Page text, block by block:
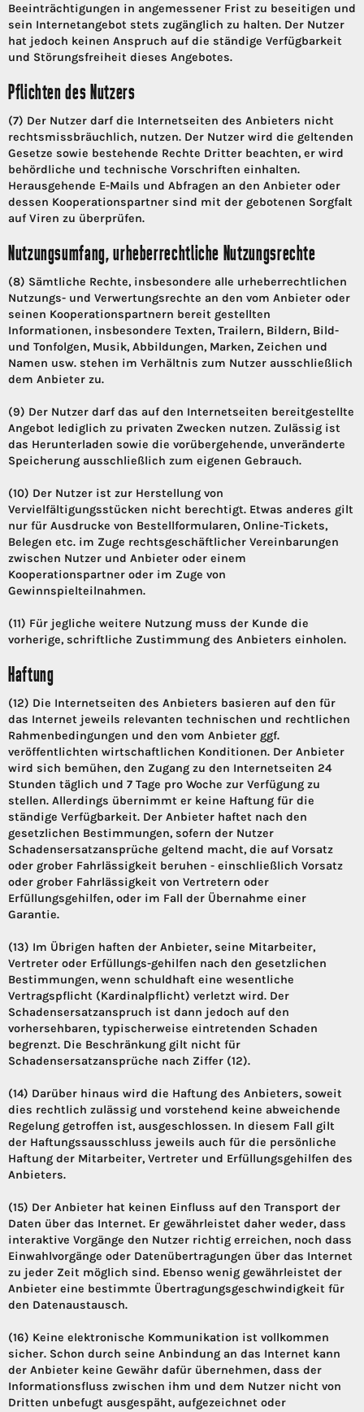
Beeinträchtigungen in angemessener Frist zu beseitigen und
sein Internetangebot stets zugänglich zu halten. Der Nutzer
hat jedoch keinen Anspruch auf die ständige Verfügbarkeit
und Störungsfreiheit dieses Angebotes.
Pflichten des Nutzers
(7) Der Nutzer darf die Internetseiten des Anbieters nicht
rechtsmissbräuchlich, nutzen. Der Nutzer wird die geltenden
Gesetze sowie bestehende Rechte Dritter beachten, er wird
behördliche und technische Vorschriften einhalten.
Herausgehende E-Mails und Abfragen an den Anbieter oder
dessen Kooperationspartner sind mit der gebotenen Sorgfalt
auf Viren zu überprüfen.
Nutzungsumfang, urheberrechtliche Nutzungsrechte
(8) Sämtliche Rechte, insbesondere alle urheberrechtlichen
Nutzungs- und Verwertungsrechte an den vom Anbieter oder
seinen Kooperationspartnern bereit gestellten
Informationen, insbesondere Texten, Trailern, Bildern, Bild-
und Tonfolgen, Musik, Abbildungen, Marken, Zeichen und
Namen usw. stehen im Verhältnis zum Nutzer ausschließlich
dem Anbieter zu.
(9) Der Nutzer darf das auf den Internetseiten bereitgestellte
Angebot lediglich zu privaten Zwecken nutzen. Zulässig ist
das Herunterladen sowie die vorübergehende, unveränderte
Speicherung ausschließlich zum eigenen Gebrauch.
(10) Der Nutzer ist zur Herstellung von
Vervielfältigungsstücken nicht berechtigt. Etwas anderes gilt
nur für Ausdrucke von Bestellformularen, Online-Tickets,
Belegen etc. im Zuge rechtsgeschäftlicher Vereinbarungen
zwischen Nutzer und Anbieter oder einem
Kooperationspartner oder im Zuge von
Gewinnspielteilnahmen.
(11) Für jegliche weitere Nutzung muss der Kunde die
vorherige, schriftliche Zustimmung des Anbieters einholen.
Haftung
(12) Die Internetseiten des Anbieters basieren auf den für
das Internet jeweils relevanten technischen und rechtlichen
Rahmenbedingungen und den vom Anbieter ggf.
veröffentlichten wirtschaftlichen Konditionen. Der Anbieter
wird sich bemühen, den Zugang zu den Internetseiten 24
Stunden täglich und 7 Tage pro Woche zur Verfügung zu
stellen. Allerdings übernimmt er keine Haftung für die
ständige Verfügbarkeit. Der Anbieter haftet nach den
gesetzlichen Bestimmungen, sofern der Nutzer
Schadensersatzansprüche geltend macht, die auf Vorsatz
oder grober Fahrlässigkeit beruhen - einschließlich Vorsatz
oder grober Fahrlässigkeit von Vertretern oder
Erfüllungsgehilfen, oder im Fall der Übernahme einer
Garantie.
(13) Im Übrigen haften der Anbieter, seine Mitarbeiter,
Vertreter oder Erfüllungs-gehilfen nach den gesetzlichen
Bestimmungen, wenn schuldhaft eine wesentliche
Vertragspflicht (Kardinalpflicht) verletzt wird. Der
Schadensersatzanspruch ist dann jedoch auf den
vorhersehbaren, typischerweise eintretenden Schaden
begrenzt. Die Beschränkung gilt nicht für
Schadensersatzansprüche nach Ziffer (12).
(14) Darüber hinaus wird die Haftung des Anbieters, soweit
dies rechtlich zulässig und vorstehend keine abweichende
Regelung getroffen ist, ausgeschlossen. In diesem Fall gilt
der Haftungssausschluss jeweils auch für die persönliche
Haftung der Mitarbeiter, Vertreter und Erfüllungsgehilfen des
Anbieters.
(15) Der Anbieter hat keinen Einfluss auf den Transport der
Daten über das Internet. Er gewährleistet daher weder, dass
interaktive Vorgänge den Nutzer richtig erreichen, noch dass
Einwahlvorgänge oder Datenübertragungen über das Internet
zu jeder Zeit möglich sind. Ebenso wenig gewährleistet der
Anbieter eine bestimmte Übertragungsgeschwindigkeit für
den Datenaustausch.
(16) Keine elektronische Kommunikation ist vollkommen
sicher. Schon durch seine Anbindung an das Internet kann
der Anbieter keine Gewähr dafür übernehmen, dass der
Informationsfluss zwischen ihm und dem Nutzer nicht von
Dritten unbefugt ausgespäht, aufgezeichnet oder